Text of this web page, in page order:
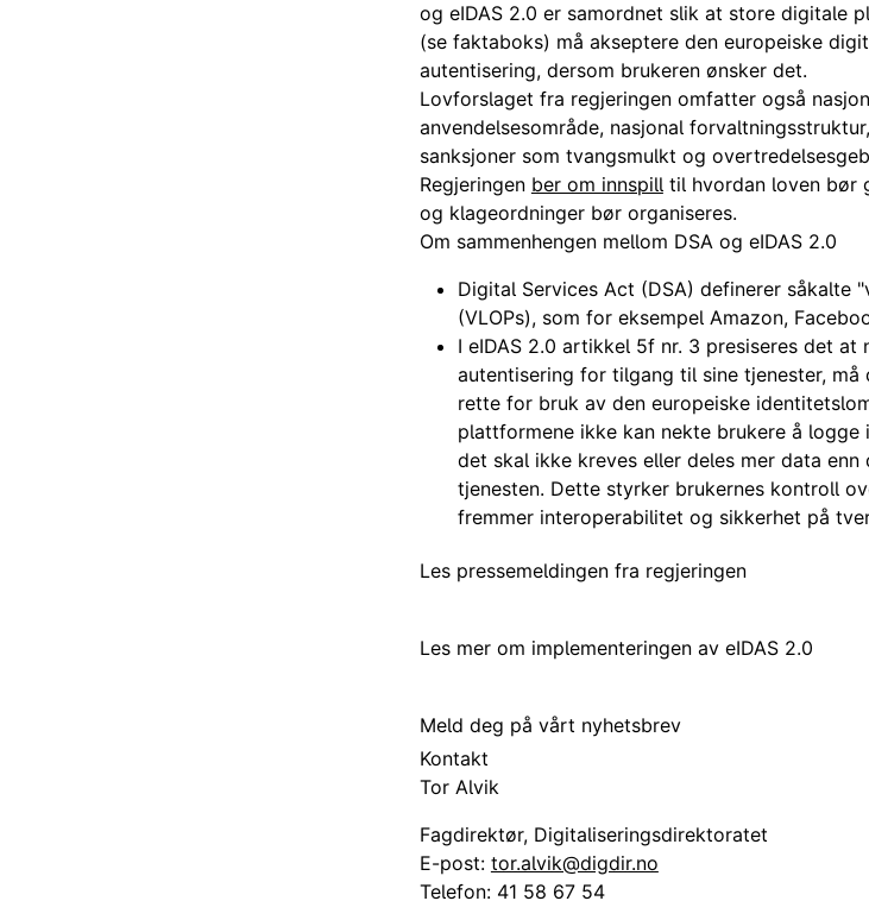
og eIDAS 2.0 er samordnet slik at store digitale
(se faktaboks) må akseptere den europeiske
autentisering, dersom brukeren ønsker det.
Lovforslaget fra regjeringen omfatter også
anvendelsesområde, nasjonal
sanksjoner som tvangsmulkt og
Regjeringen ber om innspilltil hvordan loven bør
og klageordninger bør organiseres.
Om sammenhengen mellom DSA og eIDAS 2.0
Digital Services Act (DSA) definerer såkalte
(VLOPs), som for eksempel Amazon,
I eIDAS 2.0 artikkel 5f nr. 3 presiseres det at
autentisering for tilgang til sine tjenester,
rette for bruk av den europeiske
plattformene ikke kan nekte brukere å
det skal ikke kreves eller deles mer data
tjenesten. Dette styrker brukernes kontroll
fremmer interoperabilitet og sikkerhet på
Les pressemeldingen fra regjeringen
Les mer om implementeringen av eIDAS 2.0
Meld deg på vårt nyhetsbrev
Kontakt
Tor Alvik
Fagdirektør, Digitaliseringsdirektoratet
E-post: tor.alvik@digdir.no
Telefon: 41 58 67 54